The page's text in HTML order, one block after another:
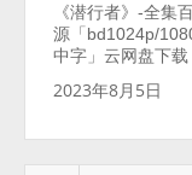
《潜行者》-全集
源「bd1024p/
中字」云网盘下载
2023年8月5日